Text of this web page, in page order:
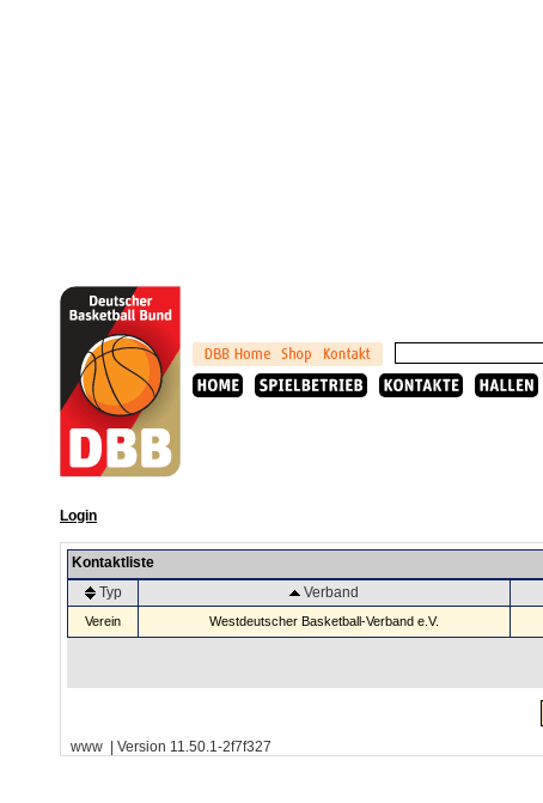
Login
Kontaktliste
Typ
Verband
Verein Westdeutscher Basketball-Verband e.V.
www | Version 11.50.1-2f7f327